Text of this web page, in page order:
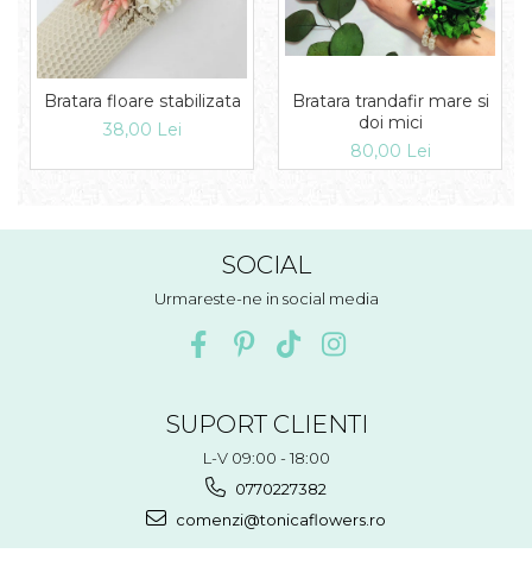
Bratara floare stabilizata
38,00 Lei
Bratara trandafir mare si
doi mici
80,00 Lei
SOCIAL
Urmareste-ne in social media
SUPORT CLIENTI
L-V 09:00 - 18:00
0770227382
comenzi@tonicaflowers.ro